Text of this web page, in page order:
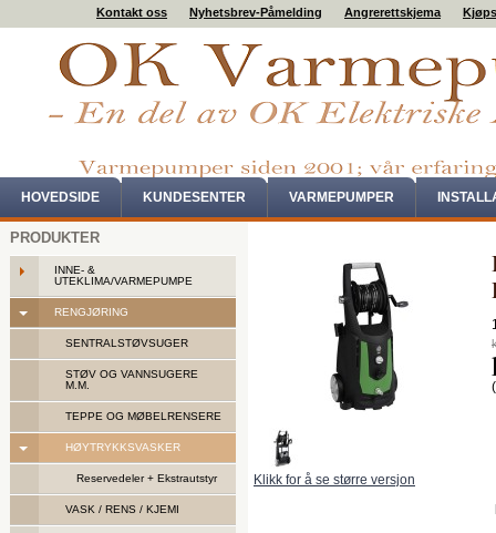
Kontakt oss Nyhetsbrev-Påmelding Angrerettskjema
HOVEDSIDE KUNDESENTER VARMEPUMPER
PRODUKTER
INNE- &
UTEKLIMA/VARMEPUMPE
RENGJØRING
SENTRALSTØVSUGER
STØV OG VANNSUGERE
M.M.
TEPPE OG MØBELRENSERE
HØYTRYKKSVASKER
Reservedeler + Ekstrautstyr
VASK / RENS / KJEMI
Klikk for å se større versjon